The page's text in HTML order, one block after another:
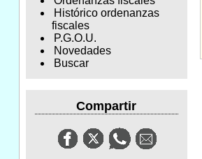
Histórico ordenanzas
fiscales
P.G.O.U.
Novedades
Buscar
Compartir